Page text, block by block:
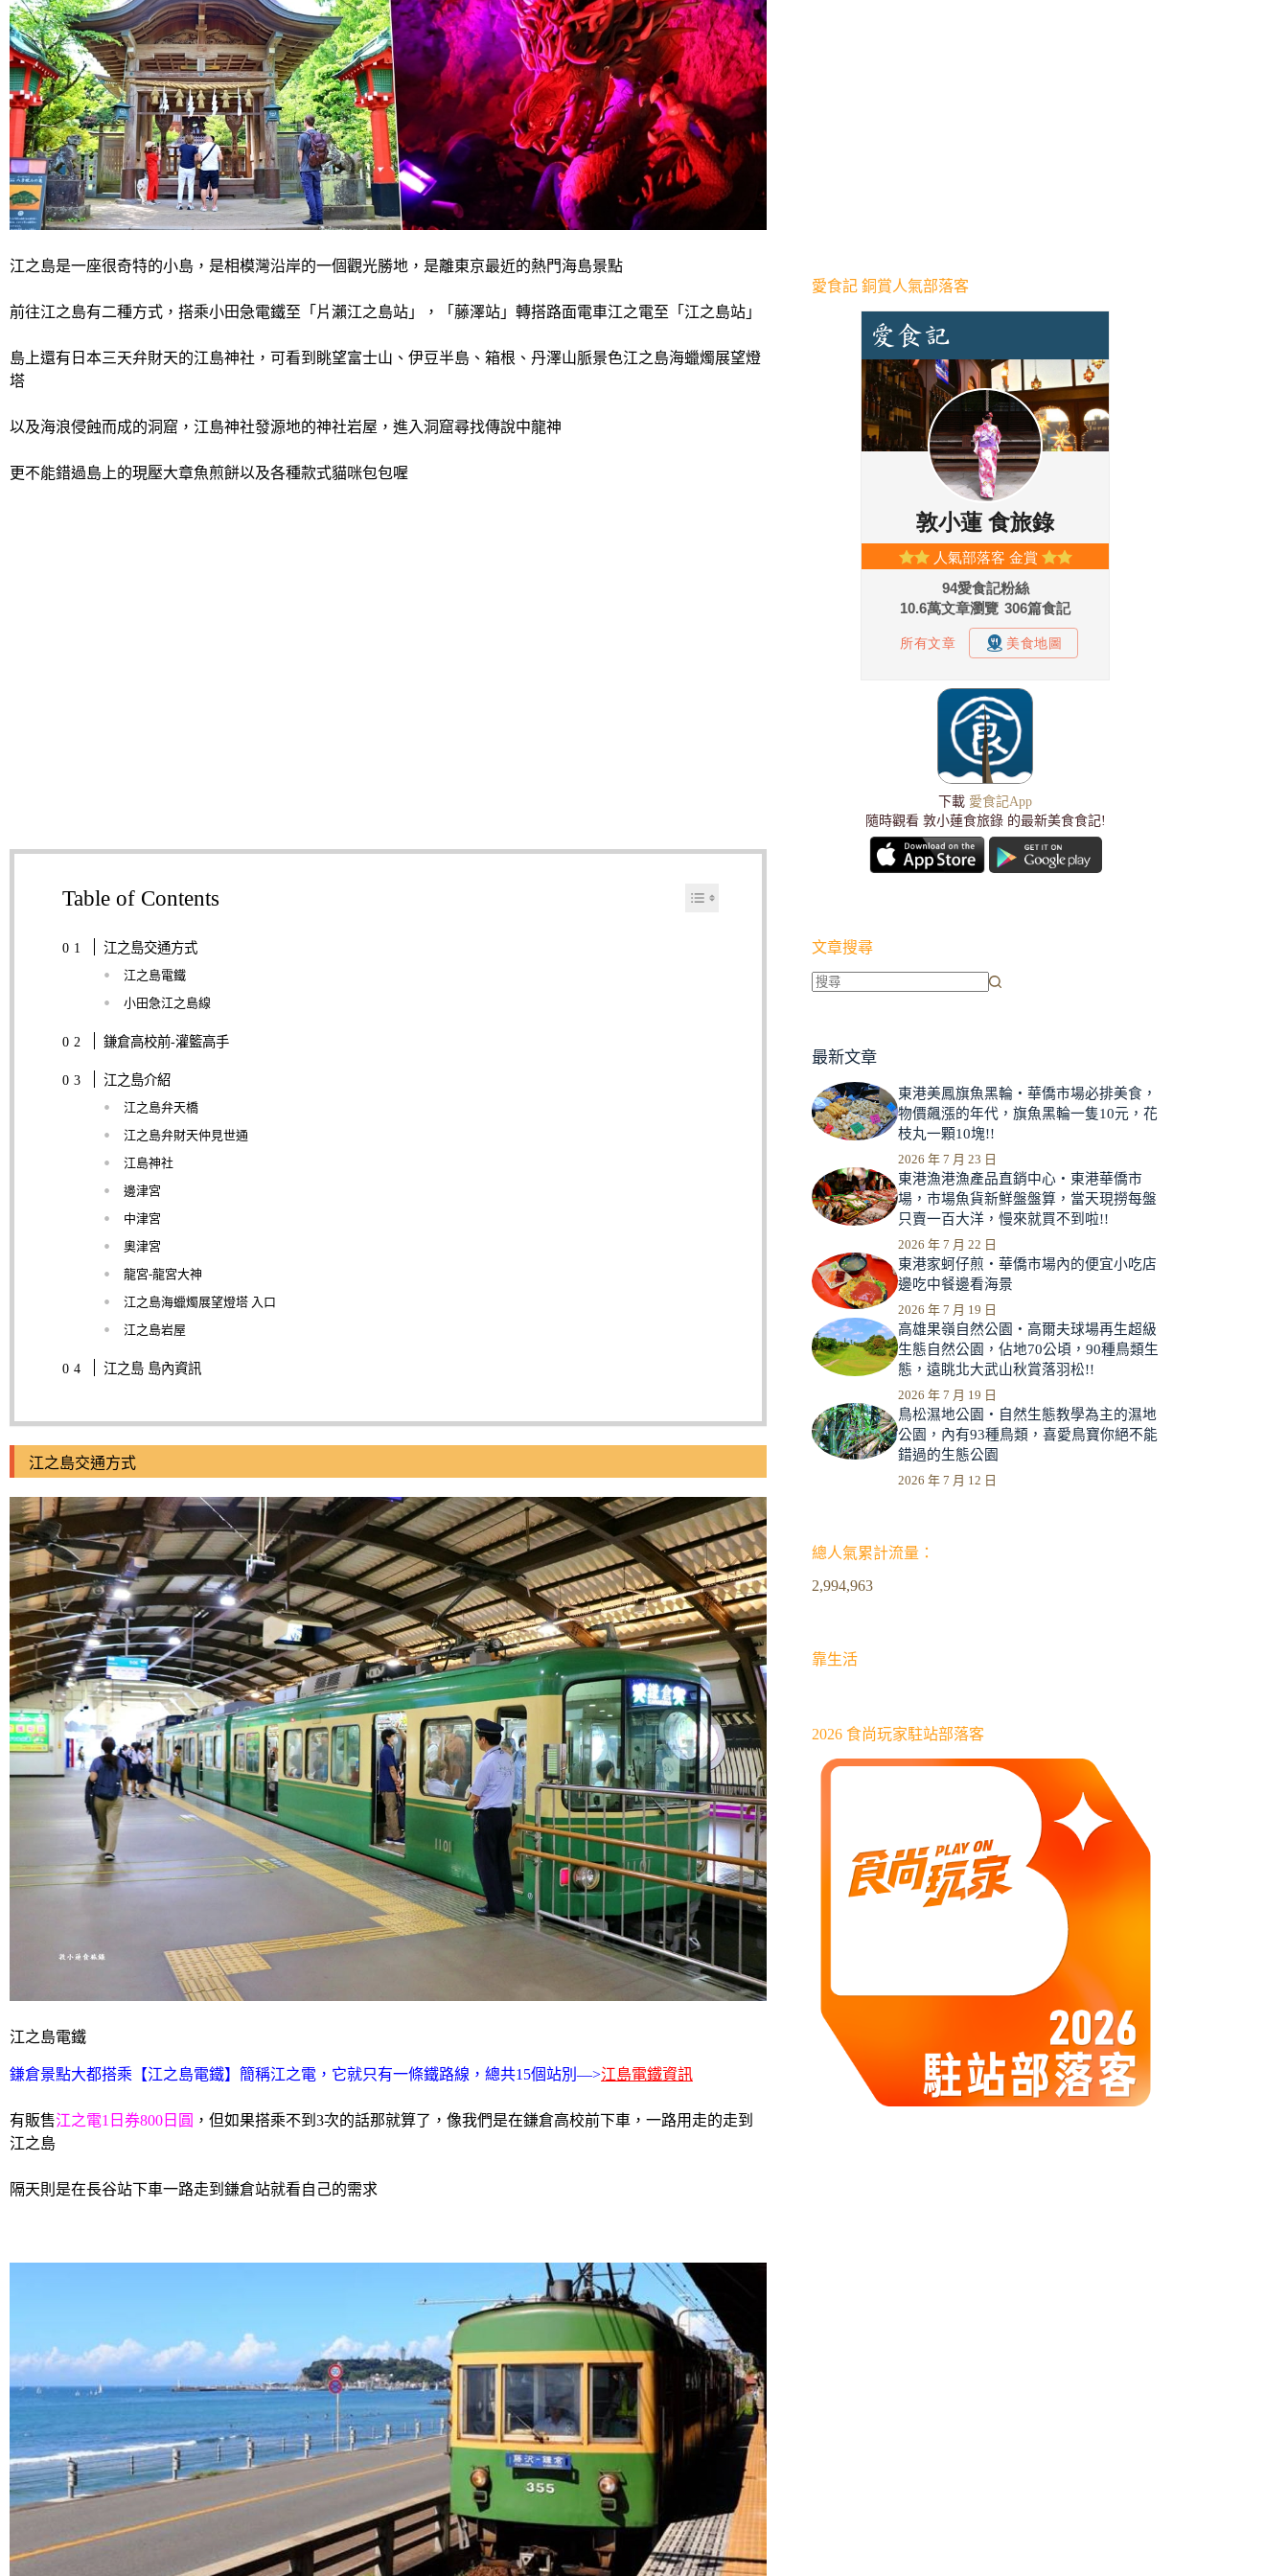
江之島是一座很奇特的小島，是相模灣沿岸的一個觀光勝地，是離東京最近的熱門海島景點
前往江之島有二種方式，搭乘小田急電鐵至「片瀨江之島站」，「藤澤站」轉搭路面電車江之電至「江之島站」
島上還有日本三天弁財天的江島神社，可看到眺望富士山、伊豆半島、箱根、丹澤山脈景色江之島海蠟燭展望燈
塔
以及海浪侵蝕而成的洞窟，江島神社發源地的神社岩屋，進入洞窟尋找傳說中龍神
更不能錯過島上的現壓大章魚煎餅以及各種款式貓咪包包喔
Table of Contents
江之島交通方式
江之島電鐵
小田急江之島線
鎌倉高校前-灌籃高手
江之島介紹
江之島弁天橋
江之島弁財天仲見世通
江島神社
邊津宮
中津宮
奧津宮
龍宮-龍宮大神
江之島海蠟燭展望燈塔 入口
江之島岩屋
江之島 島內資訊
江之島交通方式
江之島電鐵
鎌倉景點大都搭乘【江之島電鐵】簡稱江之電，它就只有一條鐵路線，總共15個站別—>江島電鐵資訊
有販售江之電1日券800日圓 ，但如果搭乘不到3次的話那就算了，像我們是在鎌倉高校前下車，一路用走的走到
江之島
隔天則是在長谷站下車一路走到鎌倉站就看自己的需求
愛食記 銅賞人氣部落客
下載 愛食記App
隨時觀看 敦小蓮食旅錄 的最新美食食記!
文章搜尋
到
合
條
結
果
最新文章
東港美鳳旗魚黑輪‧華僑市場必排美食，
物價飆漲的年代，旗魚黑輪一隻10元，花
枝丸一顆10塊!!
2026 年 7 月 23 日
東港漁港漁產品直銷中心‧東港華僑市
場，市場魚貨新鮮盤盤算，當天現撈每盤
只賣一百大洋，慢來就買不到啦!!
2026 年 7 月 22 日
東港家蚵仔煎‧華僑市場內的便宜小吃店
邊吃中餐邊看海景
2026 年 7 月 19 日
高雄果嶺自然公園‧高爾夫球場再生超級
生態自然公園，佔地70公頃，90種鳥類生
態，遠眺北大武山秋賞落羽松!!
2026 年 7 月 19 日
鳥松濕地公園‧自然生態教學為主的濕地
公園，內有93種鳥類，喜愛鳥寶你絕不能
錯過的生態公園
2026 年 7 月 12 日
總人氣累計流量：
2,994,963
靠生活
2026 食尚玩家駐站部落客